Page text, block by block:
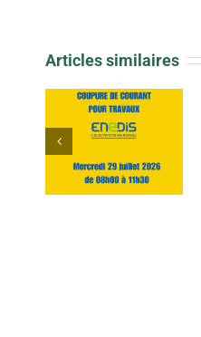
Articles similaires
Portage de repas